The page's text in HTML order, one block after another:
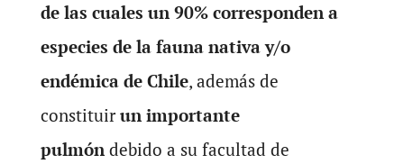
de las cuales un 90% corresponden a
especies de la fauna nativa y/o
endémica de Chile, además de
constituirun importante
pulmóndebido a su facultad de